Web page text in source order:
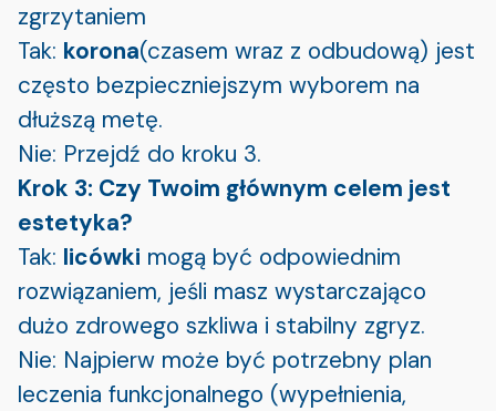
zgrzytaniem
Tak: korona(czasem wraz z odbudową) jest
często bezpieczniejszym wyborem na
dłuższą metę.
Nie: Przejdź do kroku 3.
Krok 3: Czy Twoim głównym celem jest
estetyka?
Tak: licówki mogą być odpowiednim
rozwiązaniem, jeśli masz wystarczająco
dużo zdrowego szkliwa i stabilny zgryz.
Nie: Najpierw może być potrzebny plan
leczenia funkcjonalnego (wypełnienia,